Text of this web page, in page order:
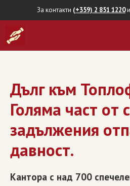
to
content
За контакти (+359) 2 851 1220и
Дълг към
Голяма част от
задължения
давност.
Кантора с над 700